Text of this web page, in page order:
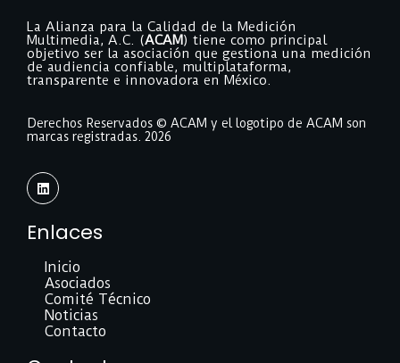
La Alianza para la Calidad de la Medición
Multimedia, A.C. (ACAM) tiene como principal
objetivo ser la asociación que gestiona una medición
de audiencia confiable, multiplataforma,
transparente e innovadora en México.
Derechos Reservados ©️ ACAM y el logotipo de ACAM son
marcas registradas. 2026
L
i
n
e
i
n
Enlaces
Inicio
Asociados
Comité Técnico
Noticias
Contacto